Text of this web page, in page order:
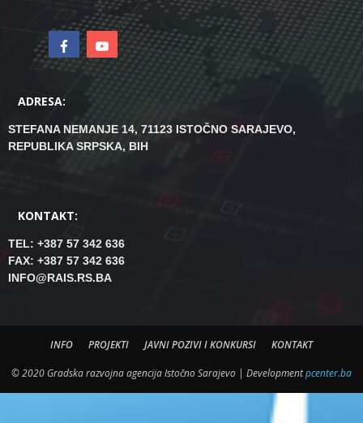
ADRESA:
STEFANA NEMANJE 14, 71123 ISTOČNO SARAJEVO,
REPUBLIKA SRPSKA, BIH
KONTAKT:
TEL: +387 57 342 636
FAX: +387 57 342 636
INFO@RAIS.RS.BA
INFO PROJEKTI JAVNI POZIVI I KONKURSI KONTAKT
© 2020 Gradska razvojna agencija Istočno Sarajevo | Developmentpcenter.ba